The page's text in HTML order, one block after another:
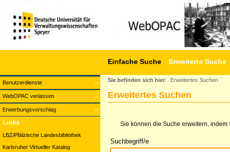
Benutzerdienste
WebOPAC verlassen
Erwerbungsvorschlag
Einfache Suche Erweiterte Suche
Links
LBZ/Pfälzische Landesbibliothek
Karlsruher Virtueller Katalog
Sie befinden sich hier: Erweitertes Suchen
Erweitertes Suchen
Sie können die Suche erweitern,
Suchbegriff/e